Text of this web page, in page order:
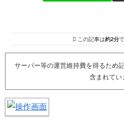
この記事は約2分
サーバー等の運営維持費を得るため
含まれてい